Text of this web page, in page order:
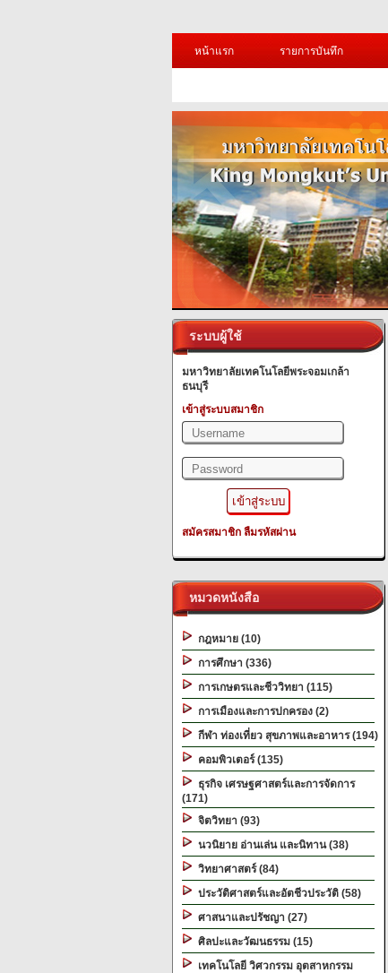
หน้าแรก
รายการบันทึก
ระบบผู้ใช้
มหาวิทยาลัยเทคโนโลยีพระจอมเกล้า
ธนบุรี
เข้าสู่ระบบสมาชิก
สมัครสมาชิก ลืมรหัสผ่าน
หมวดหนังสือ
กฎหมาย (10)
การศึกษา (336)
การเกษตรและชีววิทยา (115)
การเมืองและการปกครอง (2)
กีฬา ท่องเที่ยว สุขภาพและอาหาร (194)
คอมพิวเตอร์ (135)
ธุรกิจ เศรษฐศาสตร์และการจัดการ
(171)
จิตวิทยา (93)
นวนิยาย อ่านเล่น และนิทาน (38)
วิทยาศาสตร์ (84)
ประวัติศาสตร์และอัตชีวประวัติ (58)
ศาสนาและปรัชญา (27)
ศิลปะและวัฒนธรรม (15)
เทคโนโลยี วิศวกรรม อุตสาหกรรม